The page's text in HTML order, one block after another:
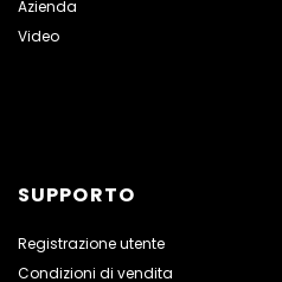
Azienda
Video
SUPPORTO
Registrazione utente
Condizioni di vendita